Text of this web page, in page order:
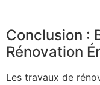
Conclusion :
Rénovation
Les travaux de